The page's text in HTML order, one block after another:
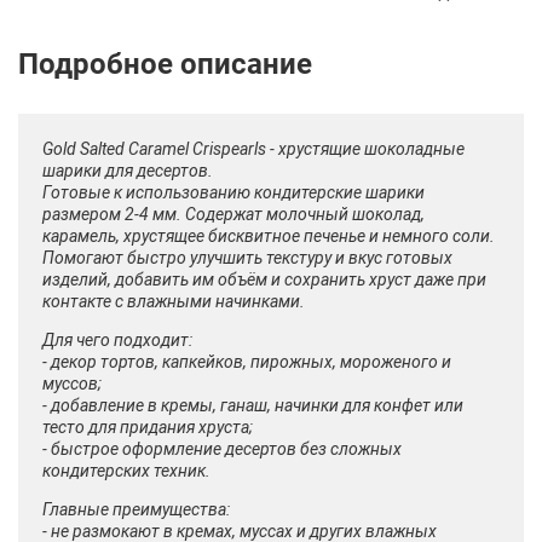
Описание Отзывы Рецепты
Gold Salted Caramel Crispearls - хрустящие шоколадные
шарики для десертов.
Готовые к использованию кондитерские шарики
размером 2-4 мм. Содержат молочный шоколад,
карамель, хрустящее бисквитное печенье и немного соли.
Помогают быстро улучшить текстуру и вкус готовых
изделий, добавить им объём и сохранить хруст даже при
контакте с влажными начинками.
Для чего подходит:
- декор тортов, капкейков, пирожных, мороженого и
муссов;
- добавление в кремы, ганаш, начинки для конфет или
тесто для придания хруста;
- быстрое оформление десертов без сложных
кондитерских техник.
Главные преимущества:
- не размокают в кремах, муссах и других влажных